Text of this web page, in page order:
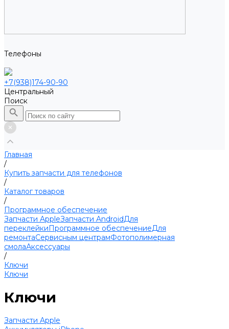
Телефоны
+7(938)174-90-90
Центральный
Поиск
Главная
/
Купить запчасти для телефонов
/
Каталог товаров
/
Программное обеспечение
Запчасти AppleЗапчасти AndroidДля
переклейкиПрограммное обеспечениеДля
ремонтаСервисным центрамФотополимерная
смолаАксессуары
/
Ключи
Ключи
Ключи
Запчасти Apple